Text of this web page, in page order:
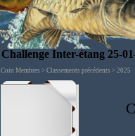
Challenge Inter-étang 25-
Coin Membres > Classements précédents > 2025